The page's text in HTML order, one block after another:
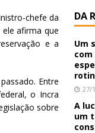
chefe da
ele afirma que
e a
Entre
o Incra
sobre
DA
Um
com
27/
A
um